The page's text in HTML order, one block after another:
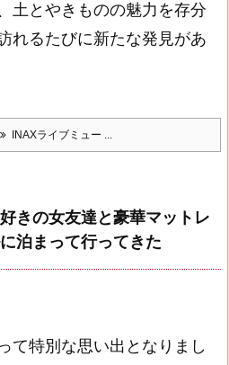
土とやきものの魅力を存分
れるたびに新たな発見があ
INAXライブミュー ...
きの女友達と豪華マットレ
泊まって行ってきた
て特別な思い出となりまし